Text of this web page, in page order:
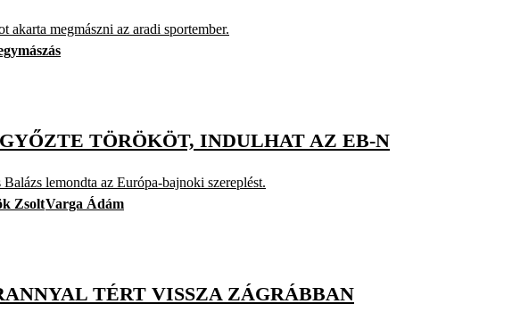
akarta megmászni az aradi sportember.
TÖRÖKÖT, INDULHAT AZ EB-N
lemondta az Európa-bajnoki szereplést.
ZsoltVarga Ádám
TÉRT VISSZA ZÁGRÁBBAN